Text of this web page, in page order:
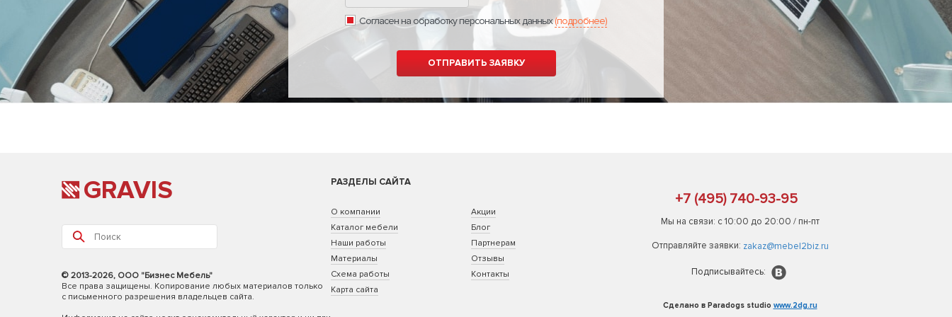
Согласен на обработку персональных данных(подробнее)
GRAVIS
© 2013-2026, ООО "Бизнес Мебель"
Все права защищены. Копирование любых материалов только
с письменного разрешения владельцев сайта.
РАЗДЕЛЫ САЙТА
О компании
Каталог мебели
Наши работы
Материалы
Схема работы
Карта сайта
Акции
Блог
Партнерам
Отзывы
Контакты
+7 (495) 740-93-95
Мы на связи: с 10:00 до 20:00 / пн-пт
Отправляйте заявки: zakaz@mebel2biz.ru
Подписывайтесь:
Сделано в Paradogs studio www.2dg.ru